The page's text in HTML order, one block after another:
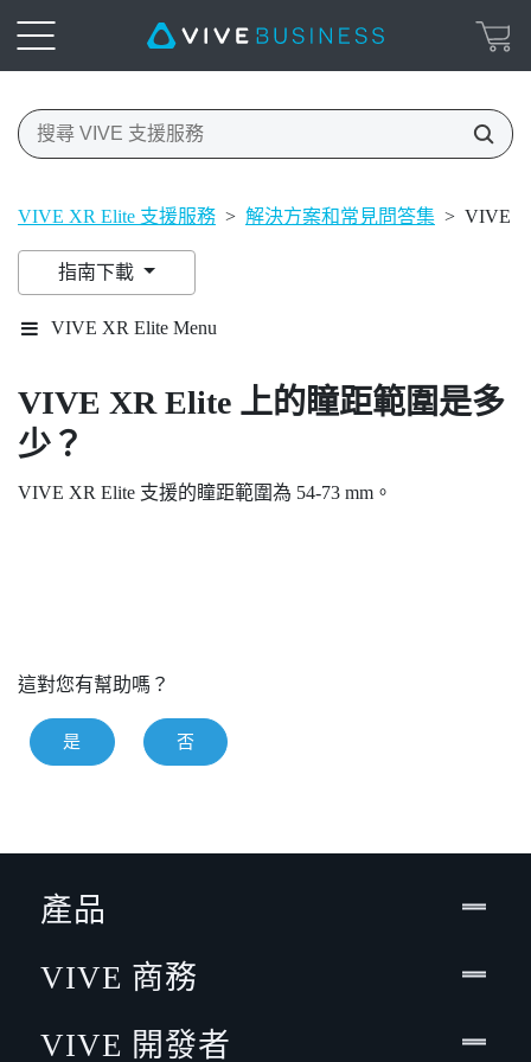
VIVE XR Elite 支援服務 > 解決方案和常見問答集 > VIVE
指南下載
VIVE XR Elite Menu
VIVE XR Elite 上的瞳距範圍是多
少？
VIVE XR Elite 支援的瞳距範圍為 54-73 mm。
這對您有幫助嗎？
是 否
產品
VIVE 商務
VIVE 開發者